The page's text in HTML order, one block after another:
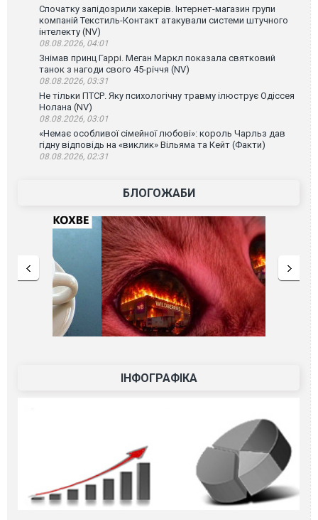
Спочатку запідозрили хакерів. Інтернет-магазин групи
компаній Текстиль-Контакт атакували системи штучного
інтелекту (NV)
08.08.2026, 04:01
Знімав принц Гаррі. Меган Маркл показала святковий
танок з нагоди свого 45-річчя (NV)
08.08.2026, 03:31
Не тільки ПТСР. Яку психологічну травму ілюструє Одіссея
Нолана (NV)
08.08.2026, 03:01
«Немає особливої сімейної любові»: король Чарльз дав
гідну відповідь на «виклик» Вільяма та Кейт (Факти)
08.08.2026, 02:31
БЛОГОЖАБИ
ІНФОГРАФІКА